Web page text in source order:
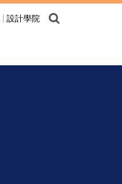
設計學院